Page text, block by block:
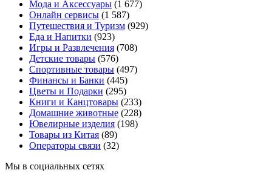
Мода и Аксессуары (1 677)
Онлайн сервисы (1 587)
Путешествия и Туризм (929)
Еда и Напитки (923)
Игры и Развлечения (708)
Детские товары (576)
Спортивные товары (497)
Финансы и Банки (445)
Цветы и Подарки (295)
Книги и Канцтовары (233)
Домашние животные (228)
Ювелирные изделия (198)
Товары из Китая (89)
Операторы связи (32)
Мы в социальных сетях